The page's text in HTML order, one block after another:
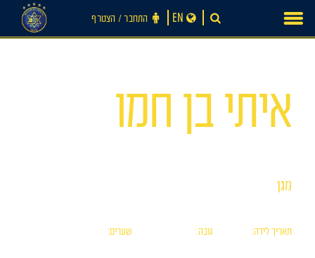
content
התחבר ‪/‬ הצטרף EN
איתי בן חמו
מגן
תאריך לידה: גובה: שערים: